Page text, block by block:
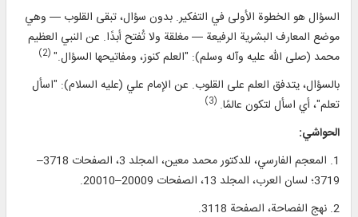
السؤال هو الخطوة الأولى في التفكير. بدون سؤال، تبقى القلوب — وهي
موضع المعارف البشرية الرفيعة — مغلقة ولا تُفتح أبدًا. عن النبي العظيم
محمد (صلى الله عليه وآله وسلم): "العلم كنوز، ومفاتيحها السؤال."(2)
بالسؤال، يتدفق العلم على القلوب. عن الإمام علي (عليه السلام): "اسأل
تعلم"، أي اسأل لتكون عالمًا.(3)
الحواشي:
1. المعجم الفارسي، للدكتور محمد معين، المجلد 3، الصفحات 3718–
3719؛ لسان العرب، المجلد 13، الصفحات 20009–20010.
2. نهج الفصاحة، الصفحة 3118.